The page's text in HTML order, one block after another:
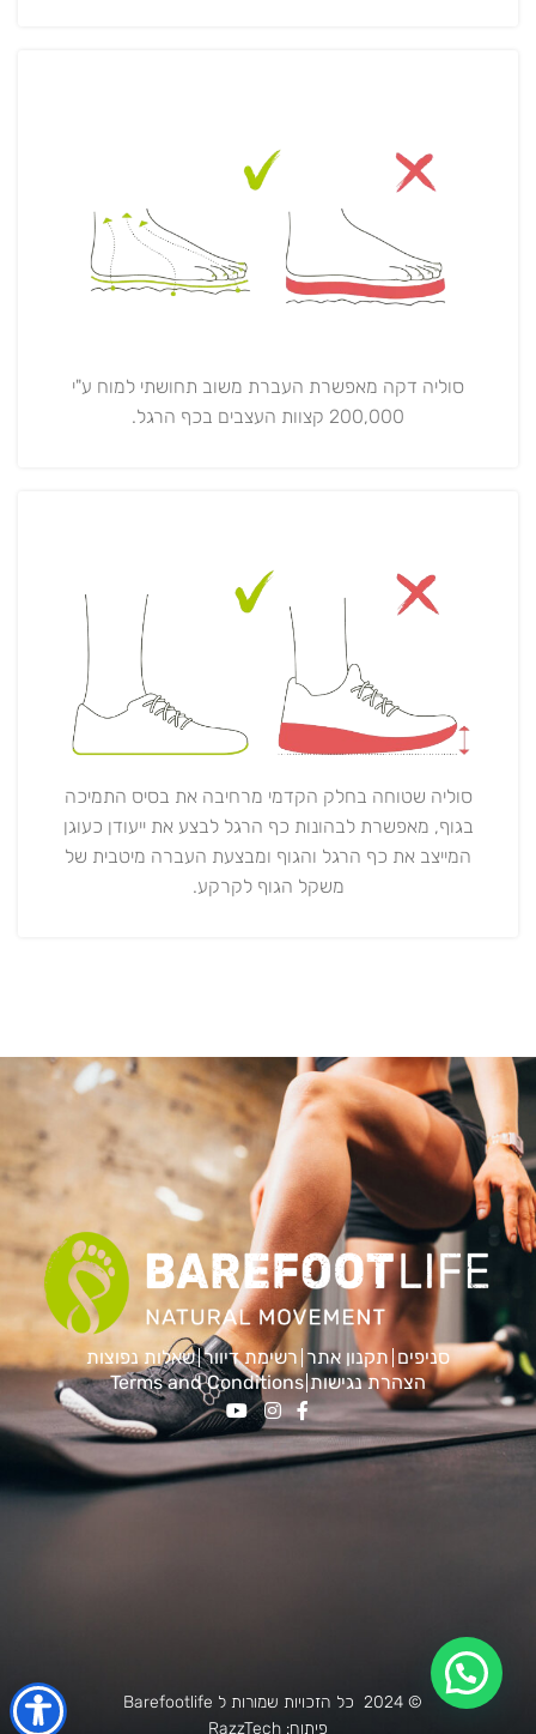
סוליה דקה מאפשרת העברת משוב תחושתי למוח ע"י
200,000 קצוות העצבים בכף הרגל.
סוליה שטוחה בחלק הקדמי מרחיבה את בסיס התמיכה
בגוף, מאפשרת לבהונות כף הרגל לבצע את ייעודן כעוגן
המייצב את כף הרגל והגוף ומבצעת העברה מיטבית של
משקל הגוף לקרקע.
סניפים תקנון אתר רשימת דיוור שאלות נפוצות
הצהרת נגישות Terms and Conditions
© 2024 כל הזכויות שמורות ל Barefootlife
פיתוח: RazzTech